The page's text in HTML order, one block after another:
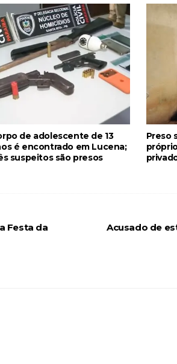
de adolescente de 13
é encontrado em Lucena;
suspeitos são presos
Preso
Acusado de
Festa da